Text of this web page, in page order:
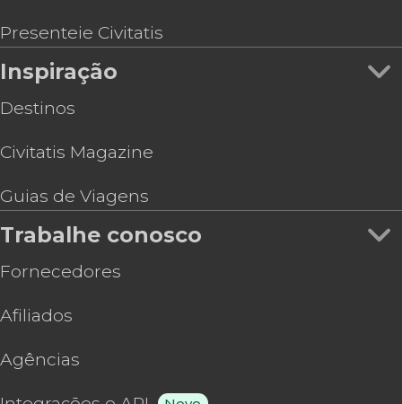
Presenteie Civitatis
Inspiração
Destinos
Civitatis Magazine
Guias de Viagens
Trabalhe conosco
Fornecedores
Afiliados
Agências